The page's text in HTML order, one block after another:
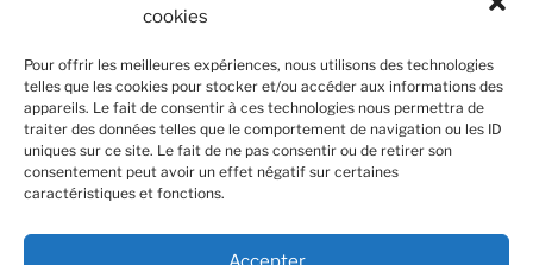
cookies
Pour offrir les meilleures expériences, nous utilisons des technologies
telles que les cookies pour stocker et/ou accéder aux informations des
appareils. Le fait de consentir à ces technologies nous permettra de
traiter des données telles que le comportement de navigation ou les ID
uniques sur ce site. Le fait de ne pas consentir ou de retirer son
consentement peut avoir un effet négatif sur certaines
caractéristiques et fonctions.
Ouvert le lundi et jeudi de 16h00 à 18h30
Mairie de Saint Pierre-Canivet - 4 bis Rue de l’Église -